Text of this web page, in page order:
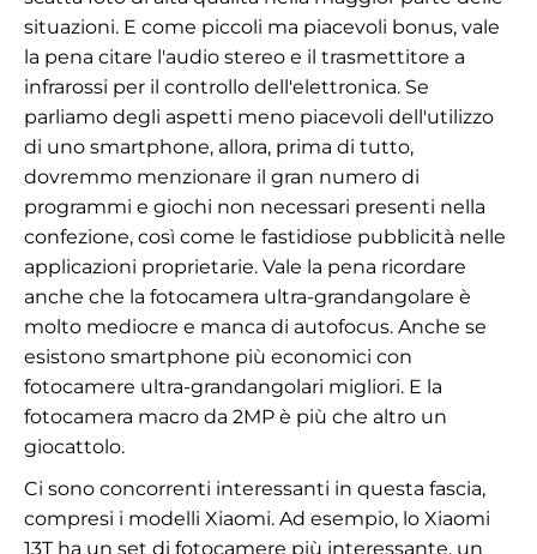
situazioni. E come piccoli ma piacevoli bonus, vale
la pena citare l'audio stereo e il trasmettitore a
infrarossi per il controllo dell'elettronica. Se
parliamo degli aspetti meno piacevoli dell'utilizzo
di uno smartphone, allora, prima di tutto,
dovremmo menzionare il gran numero di
programmi e giochi non necessari presenti nella
confezione, così come le fastidiose pubblicità nelle
applicazioni proprietarie. Vale la pena ricordare
anche che la fotocamera ultra-grandangolare è
molto mediocre e manca di autofocus. Anche se
esistono smartphone più economici con
fotocamere ultra-grandangolari migliori. E la
fotocamera macro da 2MP è più che altro un
giocattolo.
Ci sono concorrenti interessanti in questa fascia,
compresi i modelli Xiaomi. Ad esempio, lo Xiaomi
13T ha un set di fotocamere più interessante, un